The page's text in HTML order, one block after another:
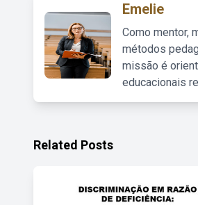
Emelie
Como mentor,
métodos
missão é
educacionais
Related Posts